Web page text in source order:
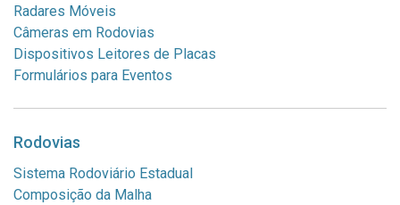
Radares Móveis
Câmeras em Rodovias
Dispositivos Leitores de Placas
Formulários para Eventos
Rodovias
Sistema Rodoviário Estadual
Composição da Malha